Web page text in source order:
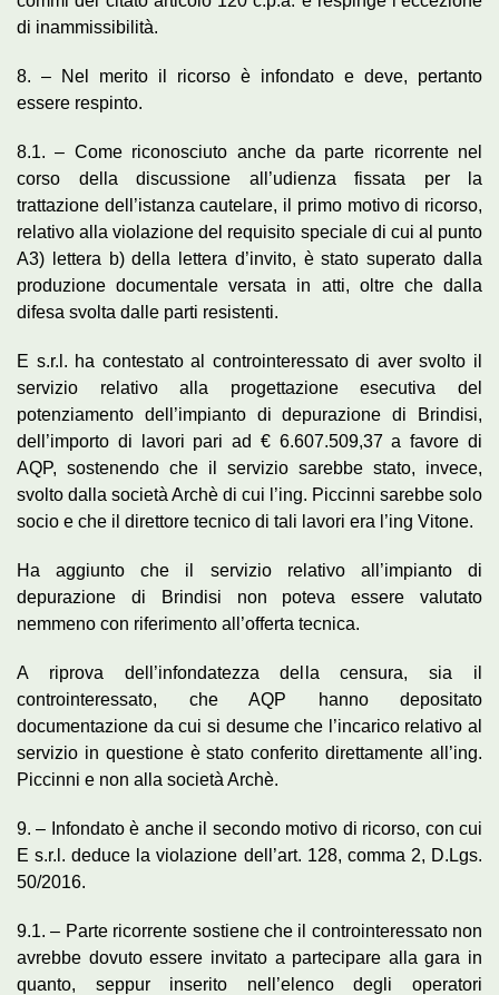
di inammissibilità.
8. – Nel merito il ricorso è infondato e deve, pertanto
essere respinto.
8.1. – Come riconosciuto anche da parte ricorrente nel
corso della discussione all’udienza fissata per la
trattazione dell’istanza cautelare, il primo motivo di ricorso,
relativo alla violazione del requisito speciale di cui al punto
A3) lettera b) della lettera d’invito, è stato superato dalla
produzione documentale versata in atti, oltre che dalla
difesa svolta dalle parti resistenti.
E s.r.l. ha contestato al controinteressato di aver svolto il
servizio relativo alla progettazione esecutiva del
potenziamento dell’impianto di depurazione di Brindisi,
dell’importo di lavori pari ad € 6.607.509,37 a favore di
AQP, sostenendo che il servizio sarebbe stato, invece,
svolto dalla società Archè di cui l’ing. Piccinni sarebbe solo
socio e che il direttore tecnico di tali lavori era l’ing Vitone.
Ha aggiunto che il servizio relativo all’impianto di
depurazione di Brindisi non poteva essere valutato
nemmeno con riferimento all’offerta tecnica.
A riprova dell’infondatezza della censura, sia il
controinteressato, che AQP hanno depositato
documentazione da cui si desume che l’incarico relativo al
servizio in questione è stato conferito direttamente all’ing.
Piccinni e non alla società Archè.
9. – Infondato è anche il secondo motivo di ricorso, con cui
E s.r.l. deduce la violazione dell’art. 128, comma 2, D.Lgs.
50/2016.
9.1. – Parte ricorrente sostiene che il controinteressato non
avrebbe dovuto essere invitato a partecipare alla gara in
quanto, seppur inserito nell’elenco degli operatori